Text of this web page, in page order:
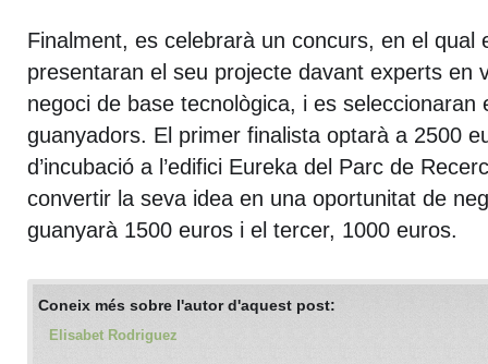
Finalment, es celebrarà un concurs, en el qual
presentaran el seu projecte davant experts en
negoci de base tecnològica, i es seleccionaran
guanyadors. El primer finalista optarà a 2500
d’incubació a l’edifici Eureka del Parc de
convertir la seva idea en una oportunitat de
guanyarà 1500 euros i el tercer, 1000 euros.
Coneix més sobre l'autor d'aquest post:
Elisabet Rodriguez